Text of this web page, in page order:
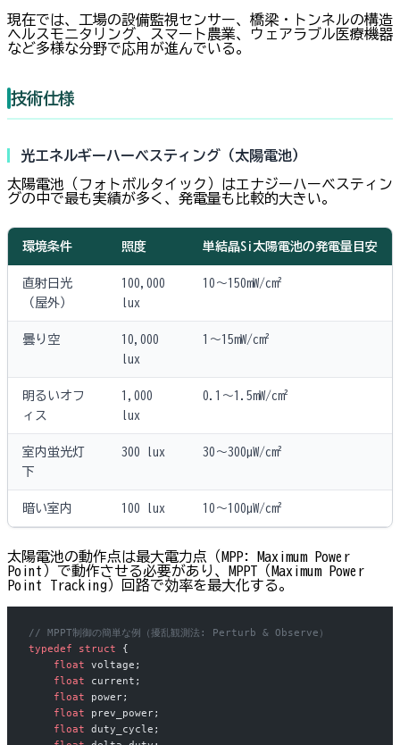
現在では、工場の設備監視センサー、橋梁・トンネルの構造
ヘルスモニタリング、スマート農業、ウェアラブル医療機器
など多様な分野で応用が進んでいる。
技術仕様
光エネルギーハーベスティング（太陽電池）
太陽電池（フォトボルタイック）はエナジーハーベスティン
グの中で最も実績が多く、発電量も比較的大きい。
環境条件 照度 単結晶Si太陽電池の発電量目安
直射日光
（屋外）
100,000
lux
10〜150mW/cm²
曇り空
10,000
lux
1〜15mW/cm²
明るいオフ
ィス
1,000
lux
0.1〜1.5mW/cm²
室内蛍光灯
下
300 lux 30〜300µW/cm²
暗い室内 100 lux 10〜100µW/cm²
太陽電池の動作点は最大電力点（MPP: Maximum Power
Point）で動作させる必要があり、MPPT（Maximum Power
Point Tracking）回路で効率を最大化する。
// MPPT制御の簡単な例（擾乱観測法: Perturb & Observe）
typedef struct {
    float
voltage;
    float
current;
    float
power;
    float
prev_power;
    float
duty_cycle;